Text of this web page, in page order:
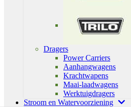
Dragers
Power Carriers
Aanhangwagens
Krachtwapens
Maai-laadwagens
Werktuigdragers
Stroom en Watervoorziening